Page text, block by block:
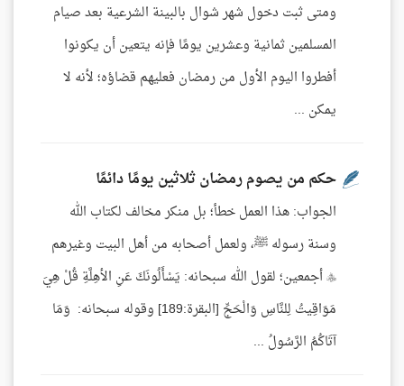
ومتى ثبت دخول شهر شوال بالبينة الشرعية بعد صيام
المسلمين ثمانية وعشرين يومًا فإنه يتعين أن يكونوا
أفطروا اليوم الأول من رمضان فعليهم قضاؤه؛ لأنه لا
يمكن ...
حكم من يصوم رمضان ثلاثين يومًا دائمًا
الجواب: هذا العمل خطأ؛ بل منكر مخالف لكتاب الله
وسنة رسوله ﷺ، ولعمل أصحابه من أهل البيت وغيرهم
 أجمعين؛ لقول الله سبحانه: يَسْأَلُونَكَ عَنِ الأهِلَّةِ قُلْ هِيَ
مَوَاقِيتُ لِلنَّاسِ وَالْحَجِّ [البقرة:189] وقوله سبحانه: وَمَا
آتَاكُمُ الرَّسُولُ ...